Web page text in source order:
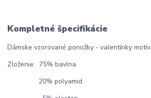
Kompletné špecifikácie
Dámske vzorované ponožky - valentínky motív
Zloženie: 75% bavlna
20% polyamid